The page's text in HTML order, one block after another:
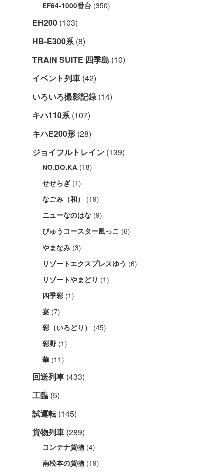
EF64-1000番台 (350)
EH200 (103)
HB-E300系 (8)
TRAIN SUITE 四季島 (10)
イベント列車 (42)
いろいろ撮影記録 (14)
キハ110系 (107)
キハE200形 (28)
ジョイフルトレイン (139)
NO.DO.KA (18)
せせらぎ (1)
なごみ（和） (19)
ニューなのはな (9)
びゅうコースター風っこ (6)
やまなみ (3)
リゾートエクスプレスゆう (6)
リゾートやまどり (1)
四季彩 (1)
宴 (7)
彩（いろどり） (45)
彩野 (1)
華 (11)
回送列車 (433)
工臨 (5)
試運転(145)
貨物列車 (289)
コンテナ貨物 (4)
南松本の貨物 (19)